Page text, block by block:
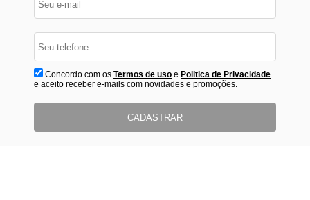
Concordo com os Termos de usoe Politica de Privacidade
e aceito receber e-mails com novidades e promoções.
CADASTRAR